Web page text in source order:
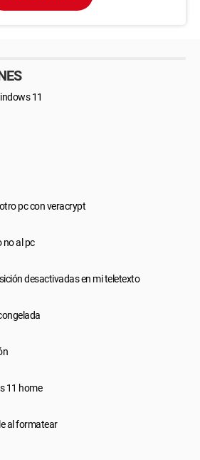
11
pc con veracrypt
no al pc
desactivadas en mi teletexto
11 home
al formatear